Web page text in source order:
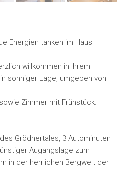
Energien tanken im Haus
willkommen in Ihrem
sonniger Lage, umgeben von
Zimmer mit Frühstück.
Grödnertales, 3 Autominuten
Augangslage zum
in der herrlichen Bergwelt der